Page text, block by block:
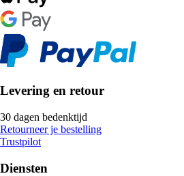
Levering en retour
30 dagen bedenktijd
Retourneer je bestelling
Trustpilot
Diensten